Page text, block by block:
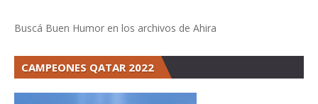
Buscá Buen Humor en los archivos de Ahira
CAMPEONES QATAR 2022